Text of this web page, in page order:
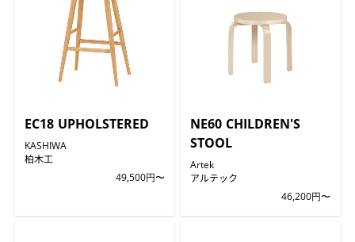
EC18 UPHOLSTERED
KASHIWA
柏木工
49,500円〜
NE60 CHILDREN'S
STOOL
Artek
アルテック
46,200円〜